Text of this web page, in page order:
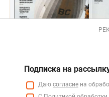
Подписка на
Даю согласие на